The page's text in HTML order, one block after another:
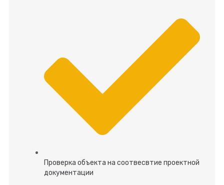
Проверка объекта на соотвесвтие проектной
документации